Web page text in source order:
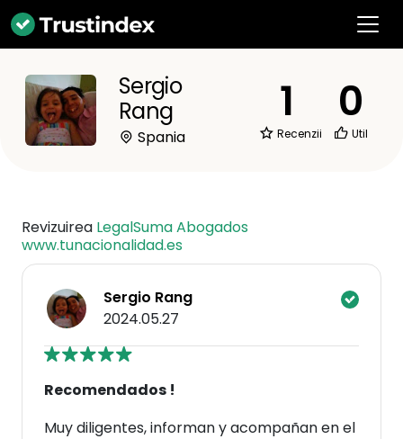
Sergio
Rang
Spania
1
Recenzii
0
Util
Revizuirea LegalSuma Abogados
www.tunacionalidad.es
Sergio Rang
2024.05.27
Recomendados !
Muy diligentes, informan y acompañan en el